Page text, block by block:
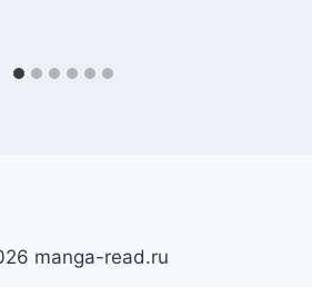
manga-read.ru